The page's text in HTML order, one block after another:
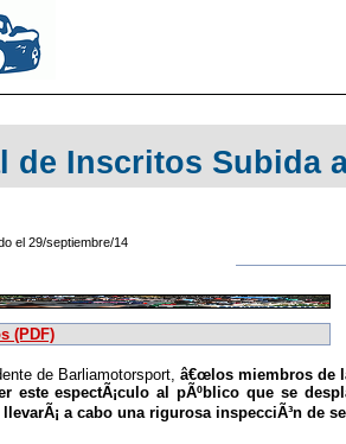
de Inscritos Subida
el 29/septiembre/14
(PDF)
de Barliamotorsport,â€œlos miembros de
este espectÃ¡culo al pÃºblico que se
a cabo una rigurosa inspecciÃ³n de